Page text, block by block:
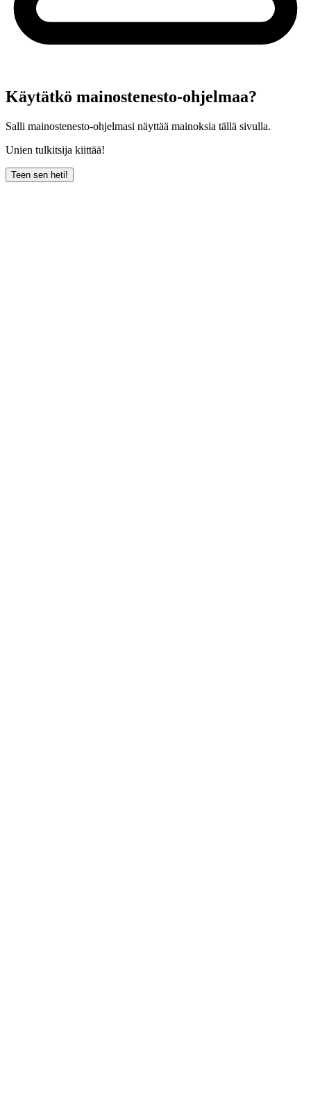
Käytätkö mainostenesto-ohjelmaa?
Salli mainostenesto-ohjelmasi näyttää mainoksia tällä sivulla.
Unien tulkitsija kiittää!
Teen sen heti!